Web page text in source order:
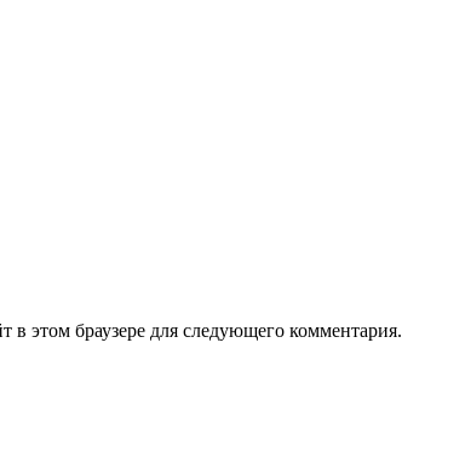
в этом браузере для следующего комментария.